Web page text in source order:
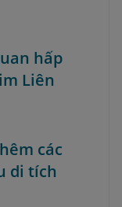
hấp
Liên
các
di tích